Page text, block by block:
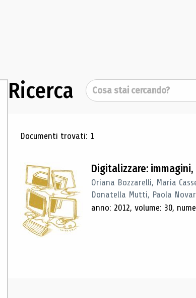
Ricerca Cerca
Risultati di ricerca
Documenti trovati: 1
Digitalizzare:
Oriana Bozzarelli, Maria
Donatella Mutti, Paola
anno: 2012, volume: 30,